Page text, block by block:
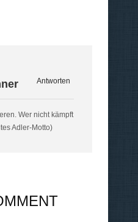
Antworten
Wer nicht kämpft
Adler-Motto)